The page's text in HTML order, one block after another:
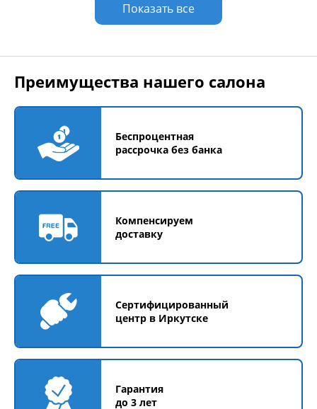
Показать все
Преимущества нашего салона
Беспроцентная
рассрочка без банка
Компенсируем
доставку
Сертифицированный
центр в Иркутске
Гарантия
до 3 лет